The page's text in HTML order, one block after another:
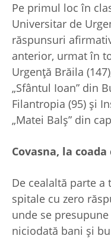
Pe primul loc în
Universitar de
răspunsuri
anterior, urmat în
Urgență Brăila
„Sfântul Ioan” din
Filantropia (95) și
„Matei Balș” din
Covasna, la
De cealaltă parte
spitale cu zero
unde se
niciodată bani și